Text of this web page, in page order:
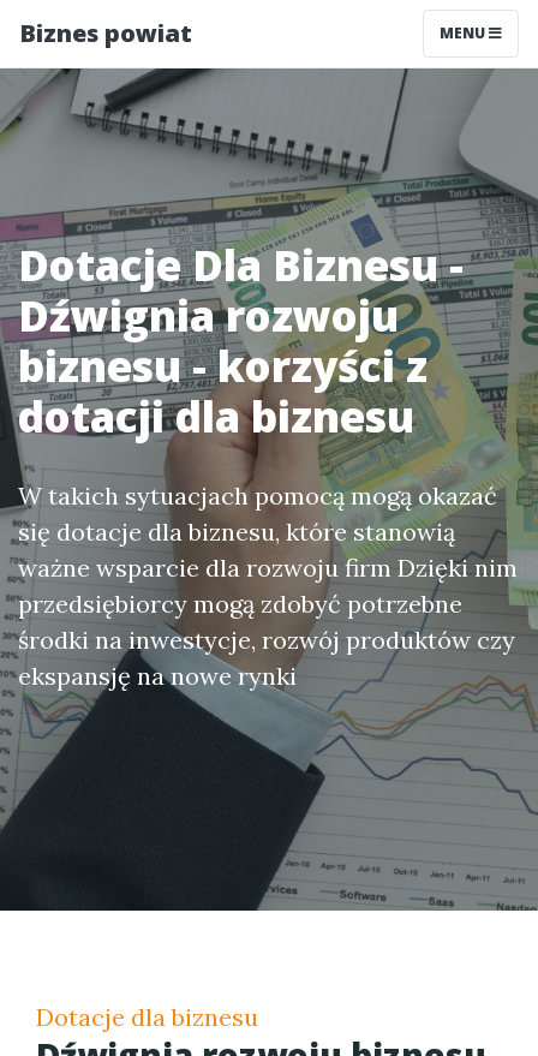
Biznes powiat MENU
Dotacje Dla Biznesu -
Dźwignia rozwoju
biznesu - korzyści z
dotacji dla biznesu
W takich sytuacjach pomocą mogą okazać
się dotacje dla biznesu, które stanowią
ważne wsparcie dla rozwoju firm Dzięki nim
przedsiębiorcy mogą zdobyć potrzebne
środki na inwestycje, rozwój produktów czy
ekspansję na nowe rynki
Dotacje dla biznesu